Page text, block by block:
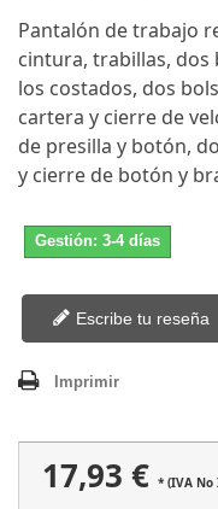
Pantalón de trabajo
cintura, trabillas, dos
los costados, dos
cartera y cierre de
de presilla y botón,
y cierre de botón y
Gestión: 3-4 días
Escribe tu reseña
Imprimir
17,93 € * (IVA No